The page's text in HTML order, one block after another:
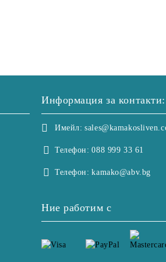
Информация за контакти:
Имейл:
Телефон: 088 999 33 61
Телефон: kamako@abv.bg
Ние работим с